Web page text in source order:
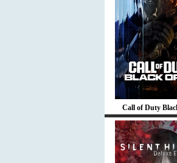
Call of Duty